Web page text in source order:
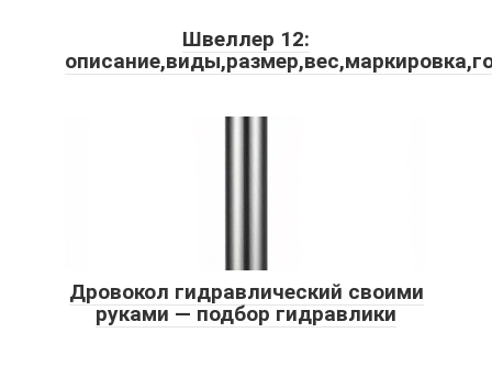
Швеллер 12:
Дровокол гидравлический своими
руками — подбор гидравлики